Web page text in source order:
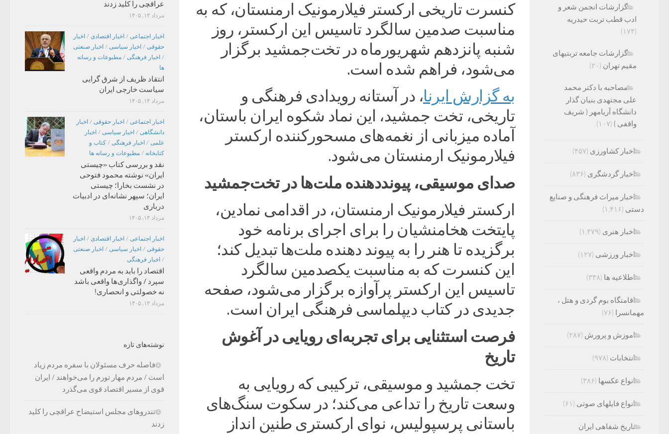
کنسرت تاریخی ارکستر فیلارمونیک ارمنستان، که به
مناسبت صدمین سالگرد تاسیس این ارکستر، روز
شنبه پانزدهم شهریورماه در تخت‌جمشید برگزار
می‌شود، فراهم شده است.
به گزارش ایرنا، در آستانه رویدادی فرهنگی و
تاریخی، تخت جمشید، این نماد شکوه ایران باستان،
آماده میزبانی از نغمه‌های مسحورکننده ارکستر
فیلارمونیک ارمنستان می‌شود.
صدای موسیقی، پیونددهنده ملت‌ها در تخت‌جمشید
ارکستر فیلارمونیک ارمنستان، در اقدامی نمادین،
پایتخت هخامنشیان را برای اجرای برنامه خود
برگزیده تا هنر را به پیوند دهنده ملت‌ها تبدیل کند؛
این کنسرت که به مناسبت یکصدمین سالگرد
تاسیس این ارکستر پرآوازه برگزار می‌شود، صفحه
جدیدی در کتاب دیپلماسی فرهنگی ایران است.
فرصت استثنایی برای تجربه‌ای رویایی در آغوش
تاریخ
تخت جمشید و موسیقی، ترکیبی که رویایی به
وسعت تاریخ را تداعی می‌کند؛ در سکوت سنگ‌های
باستانی پرسپولیس، نوای ارکستری طنین انداز
عراقچی را کلید زدند
مرداد ۱۴, ۱۴۰۵
اخبار اجتماعی / اخبار اقتصادی / اخبار
حقوقی / اخبار سیاسی / اخبار صنعتی
/ اخبار فرهنگی / مطبوعات و رسانه
ها
انتقاد ظریف از شرق گرایی
سیاست خارجی ایران
مرداد ۱۴, ۱۴۰۵
اخبار اجتماعی / اخبار حقوقی / اخبار
دانشگاهی / اخبار سیاسی / اخبار
علمی / اخبار فرهنگی / کتاب و
کتابخانه / مطبوعات و رسانه ها
نقد و بررسی کتاب «چیستی
ایران» نوشته محمود فتوحی
در نشست بخارا؛ چیستی
ایران؛ سپهر نشانه‌ای در ادبیات
درباری
مرداد ۱۴, ۱۴۰۵
اخبار اجتماعی / اخبار اقتصادی / اخبار
حقوقی / اخبار سیاسی / اخبار صنعتی
/ اخبار فرهنگی
اقتصاد را باید به مردم واقعی
سپرد / واگذاری‌ها واقعی باشد
نه خصولتی و انحصاری!
مرداد ۱۴, ۱۴۰۵
نوشته‌های تازه
فاصله حرف مسئولان با سفره مردم زیاد
است / مردم مهار تورم را می‌خواهند / ایران
قوی از مسیر اقتصاد قوی می‌گذرد
تندروهای مجلس استیضاح عراقچی را کلید
زدند
گزارشات انجمن شعر و
ادب قطب تربت حیدریه
(۱۷۴)
گزارشات جامعه تربتیهای
مقیم تهران (۲۰)
مصاحبه با دکتر محمد
علی مجتهدی بنیان گذار
دانشگاه آریامهر ( شریف
واقفی ) (۱۰۷)
اخبار کشاورزی (۴۵۷)
اخبار گردشگری (۸۳۶)
اخبار میراث فرهنگی و صنایع
دستی (۱,۴۱۶)
اخبار هنری (۱,۴۷۹)
اخبار ورزشی (۱۲۷)
اطلاعیه ها (۳۴۸)
اقامتگاه بوم گردی و هتل ،
مهمانسرا (۷۶)
اموزش و پرورش (۲۸۷)
انتخابات (۹۷۸)
انواع عکسها (۳۸۶)
انواع فایلهای صوتی (۶۱)
تاریخ شفاهی ایران